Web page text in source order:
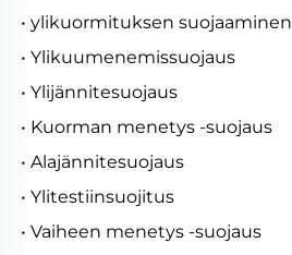
• ylikuormituksen suojaaminen
• Ylikuumenemissuojaus
• Ylijännitesuojaus
• Kuorman menetys -suojaus
• Alajännitesuojaus
• Ylitestiinsuojitus
• Vaiheen menetys -suojaus